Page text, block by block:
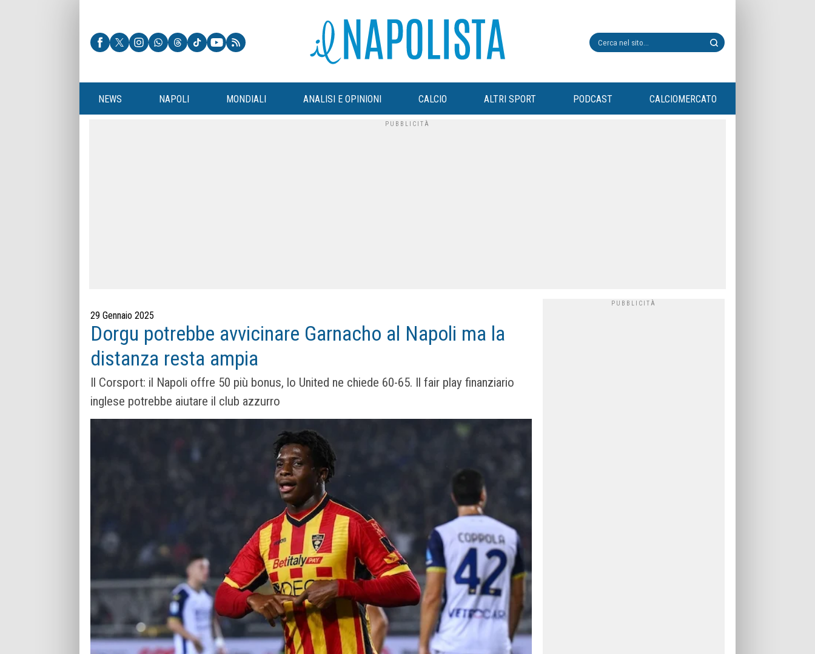
NEWS NAPOLI MONDIALI ANALISI E OPINIONI CALCIO ALTRI SPORT PODCAST CALCIOMERCATO
29 Gennaio 2025
Dorgu potrebbe avvicinare Garnacho al Napoli ma la
distanza resta ampia
Il Corsport: il Napoli offre 50 più bonus, lo United ne chiede 60-65. Il fair play finanziario
inglese potrebbe aiutare il club azzurro